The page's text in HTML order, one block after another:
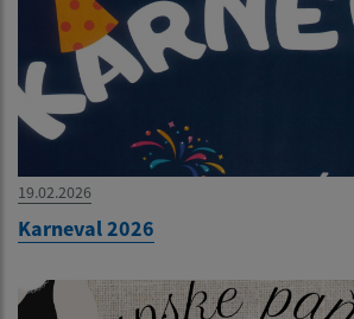
19.02.2026
Karneval 2026